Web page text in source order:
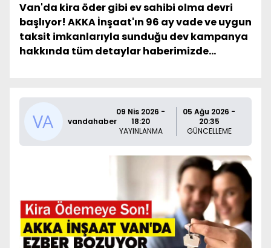
Van'da kira öder gibi ev sahibi olma devri
başlıyor! AKKA İnşaat'ın 96 ay vade ve uygun
taksit imkanlarıyla sunduğu dev kampanya
hakkında tüm detaylar haberimizde...
vandahaber
09 Nis 2026 -
18:20
YAYINLANMA
05 Ağu 2026 -
20:35
GÜNCELLEME